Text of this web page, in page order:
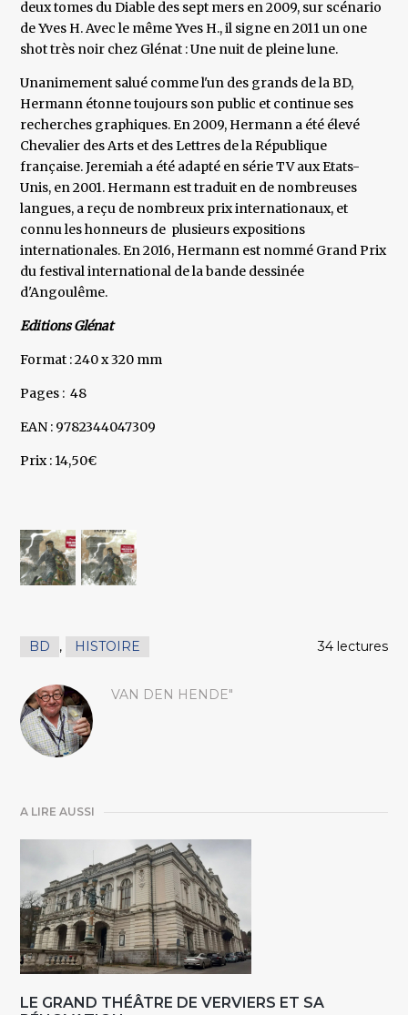
deux tomes du Diable des sept mers en 2009, sur scénario
de Yves H. Avec le même Yves H., il signe en 2011 un one
shot très noir chez Glénat : Une nuit de pleine lune.
Unanimement salué comme l'un des grands de la BD,
Hermann étonne toujours son public et continue ses
recherches graphiques. En 2009, Hermann a été élevé
Chevalier des Arts et des Lettres de la République
française. Jeremiah a été adapté en série TV aux Etats-
Unis, en 2001. Hermann est traduit en de nombreuses
langues, a reçu de nombreux prix internationaux, et
connu les honneurs de plusieurs expositions
internationales. En 2016, Hermann est nommé Grand Prix
du festival international de la bande dessinée
d'Angoulême.
Editions Glénat
Format : 240 x 320 mm
Pages : 48
EAN : 9782344047309
Prix : 14,50€
BD , HISTOIRE 34 lectures
VAN DEN HENDE"
A LIRE AUSSI
LE GRAND THÉÂTRE DE VERVIERS ET SA